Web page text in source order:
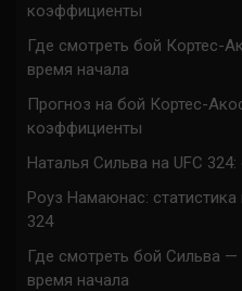
коэффициенты
Где смотреть бой Кортес-
время начала
Прогноз на бой Кортес-
коэффициенты
Наталья Сильва на UFC
Роуз Намаюнас: статистика
324
Где смотреть бой Сильва
время начала